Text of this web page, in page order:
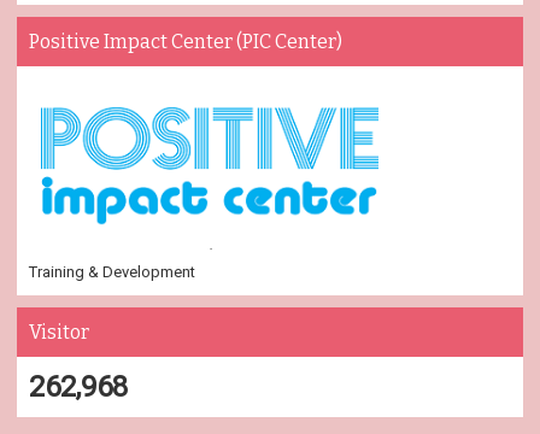
Positive Impact Center (PIC Center)
Training & Development
Visitor
262,968